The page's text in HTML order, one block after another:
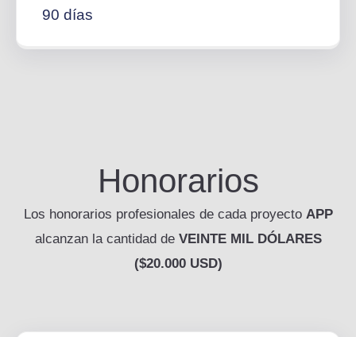
90 días
Honorarios
Los honorarios profesionales de cada proyecto APP
alcanzan la cantidad de VEINTE MIL DÓLARES
($20.000 USD)